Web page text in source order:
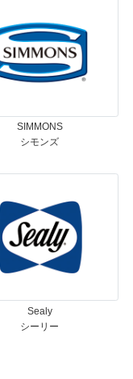
SIMMONS
シモンズ
Sealy
シーリー